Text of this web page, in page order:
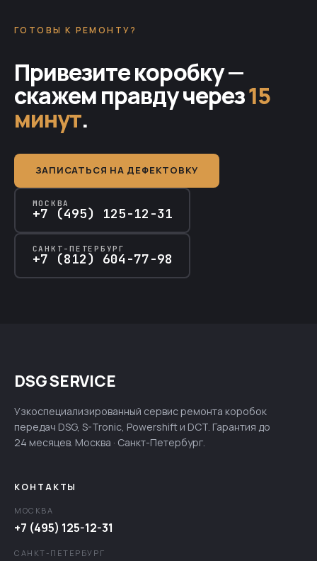
ГОТОВЫ К РЕМОНТУ?
Привезите коробку —
скажем правду через15
минут.
ЗАПИСАТЬСЯ НА ДЕФЕКТОВКУ
МОСКВА
+7 (495) 125-12-31
САНКТ-ПЕТЕРБУРГ
+7 (812) 604-77-98
DSG SERVICE
Узкоспециализированный сервис ремонта коробок
передач DSG, S-Tronic, Powershift и DCT. Гарантия до
24 месяцев. Москва · Санкт-Петербург.
КОНТАКТЫ
МОСКВА
+7 (495) 125-12-31
САНКТ-ПЕТЕРБУРГ